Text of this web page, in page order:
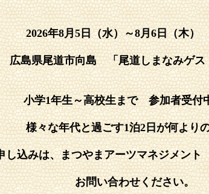
2026年8月5日（水）～8月6日（木）
広島県尾道市向島 「尾道しまなみゲス
小学1年生～高校生まで 参加者受付
様々な年代と過ごす1泊2日が何より
し込みは、まつやまアーツマネジメント
お問い合わせください。